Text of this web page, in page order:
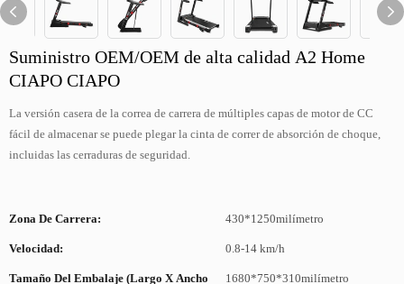
Suministro OEM/OEM de alta calidad A2 Home
CIAPO CIAPO
La versión casera de la correa de carrera de múltiples capas de motor de CC
fácil de almacenar se puede plegar la cinta de correr de absorción de choque,
incluidas las cerraduras de seguridad.
Zona De Carrera: 430*1250milímetro
Velocidad: 0.8-14 km/h
Tamaño Del Embalaje (largo X Ancho
1680*750*310milímetro